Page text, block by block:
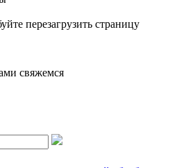
перезагрузить страницу
свяжемся